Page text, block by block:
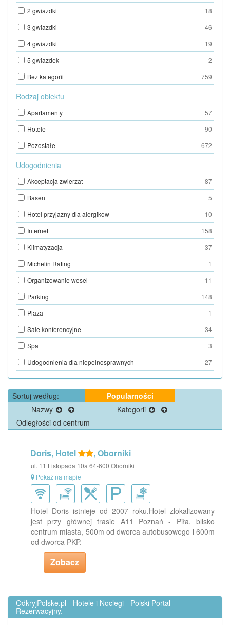
2 gwiazdki
18
3 gwiazdki
46
4 gwiazdki
19
5 gwiazdek
2
Bez kategorii
759
Rodzaj obiektu
Apartamenty
57
Hotele
90
Pozostałe
672
Udogodnienia
Akceptacja zwierzat
87
Basen
5
Hotel przyjazny dla alergikow
10
Internet
158
Klimatyzacja
37
Michelin Rating
1
Organizowanie wesel
11
Parking
148
Plaza
1
Sale konferencyjne
34
Spa
3
Udogodnienia dla niepelnosprawnych
27
Sortuj według:
Popularności
Nazwy
Kategorii
Odległości od centrum
Doris, Hotel , Oborniki
ul. 11 Listopada 10a 64-600 Oborniki
Pokaż na mapie
Hotel Doris istnieje od 2007 roku.Hotel zlokalizowany
jest przy głównej trasie A11 Poznań - Piła, blisko
centrum miasta, 500m od dworca autobusowego i 600m
od dworca PKP.
Zobacz
OdkryjPolske.pl - Hotele i Noclegi - Polski Portal
Rezerwacyjny.